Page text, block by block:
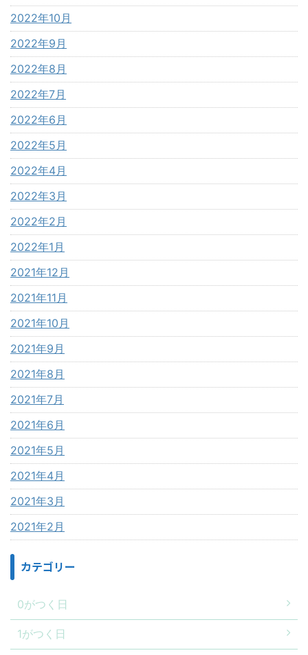
2022年10月
2022年9月
2022年8月
2022年7月
2022年6月
2022年5月
2022年4月
2022年3月
2022年2月
2022年1月
2021年12月
2021年11月
2021年10月
2021年9月
2021年8月
2021年7月
2021年6月
2021年5月
2021年4月
2021年3月
2021年2月
カテゴリー
0がつく日
1がつく日